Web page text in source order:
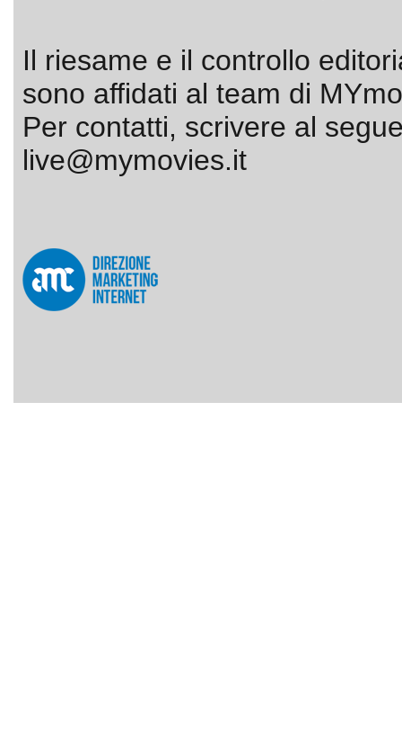
Il riesame e il controllo
sono affidati al team di
Per contatti, scrivere al
live@mymovies.it